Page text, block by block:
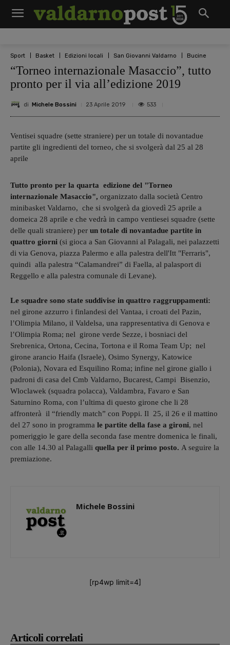
Sport Basket Edizioni locali San Giovanni Valdarno Bucine
“Torneo internazionale Masaccio”, tutto
pronto per il via all’edizione 2019
di Michele Bossini 23 Aprile 2019 533
Articoli correlati
Ventisei squadre (sette straniere) per un totale di novantadue
partite gli ingredienti del torneo, che si svolgerà dal 25 al 28
aprile
Tutto pronto per la quarta edizione del "Torneo
internazionale Masaccio", organizzato dalla società Centro
minibasket Valdarno, che si svolgerà da giovedì 25 aprile a
domeica 28 aprile e che vedrà in campo ventiesei squadre (sette
delle quali straniere) per un totale di novantadue partite in
quattro giorni (si gioca a San Giovanni al Palagali, nei palazzetti
di via Genova, piazza Palermo e alla palestra dell'Itt "Ferraris",
quindi alla palestra “Calamandrei” di Faella, al palasport di
Reggello e alla palestra comunale di Levane).
Le squadre sono state suddivise in quattro raggruppamenti:
nel girone azzurro i finlandesi del Vantaa, i croati del Pazin,
l’Olimpia Milano, il Valdelsa, una rappresentativa di Genova e
l’Olimpia Roma; nel girone verde Sezze, i bosniaci del
Srebrenica, Ortona, Cecina, Tortona e il Roma Team Up; nel
girone arancio Haifa (Israele), Osimo Synergy, Katowice
(Polonia), Novara ed Esquilino Roma; infine nel girone giallo i
padroni di casa del Cmb Valdarno, Bucarest, Campi Bisenzio,
Wloclawek (squadra polacca), Valdambra, Favaro e San
Saturnino Roma, con l’ultima di questo girone che li 28
affronterà il “friendly match” con Poppi. Il 25, il 26 e il mattino
del 27 sono in programma le partite della fase a gironi, nel
pomeriggio le gare della seconda fase mentre domenica le finali,
con alle 14.30 al Palagalli quella per il primo posto. A seguire la
premiazione.
Michele Bossini
[rp4wp limit=4]